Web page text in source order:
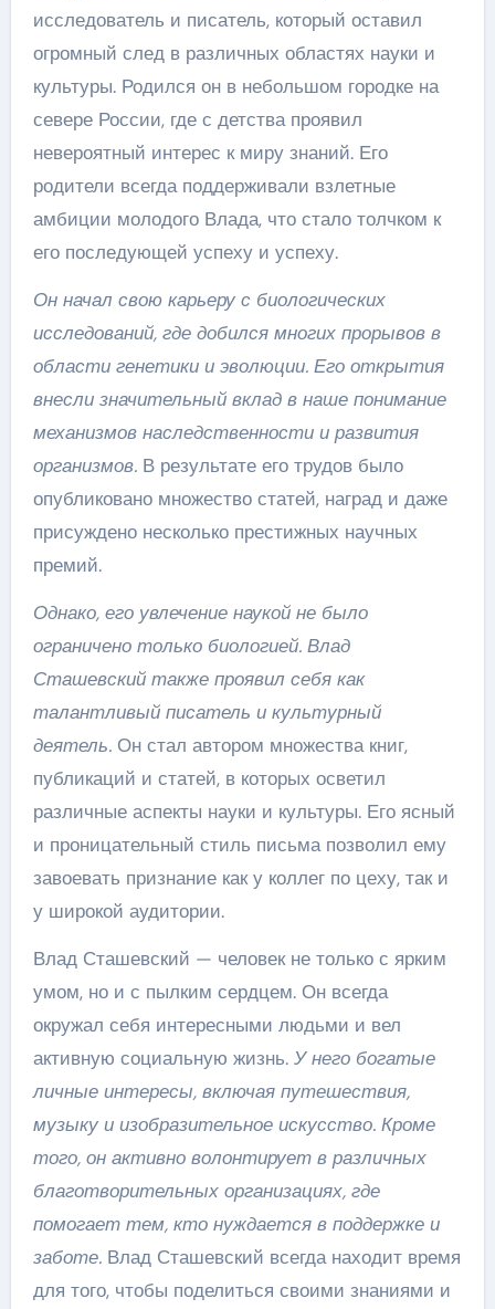
исследователь и писатель, который оставил
огромный след в различных областях науки и
культуры. Родился он в небольшом городке на
севере России, где с детства проявил
невероятный интерес к миру знаний. Его
родители всегда поддерживали взлетные
амбиции молодого Влада, что стало толчком к
его последующей успеху и успеху.
Он начал свою карьеру с биологических
исследований, где добился многих прорывов в
области генетики и эволюции. Его открытия
внесли значительный вклад в наше понимание
механизмов наследственности и развития
организмов.В результате его трудов было
опубликовано множество статей, наград и даже
присуждено несколько престижных научных
премий.
Однако, его увлечение наукой не было
ограничено только биологией. Влад
Сташевский также проявил себя как
талантливый писатель и культурный
деятель.Он стал автором множества книг,
публикаций и статей, в которых осветил
различные аспекты науки и культуры. Его ясный
и проницательный стиль письма позволил ему
завоевать признание как у коллег по цеху, так и
у широкой аудитории.
Влад Сташевский — человек не только с ярким
умом, но и с пылким сердцем. Он всегда
окружал себя интересными людьми и вел
активную социальную жизнь. У него богатые
личные интересы, включая путешествия,
музыку и изобразительное искусство. Кроме
того, он активно волонтирует в различных
благотворительных организациях, где
помогает тем, кто нуждается в поддержке и
заботе.Влад Сташевский всегда находит время
для того, чтобы поделиться своими знаниями и